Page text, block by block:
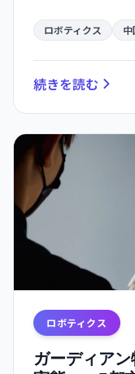
しコスト削減と
ロボティクス 中
続きを読む
ロボティクス
ガーディア